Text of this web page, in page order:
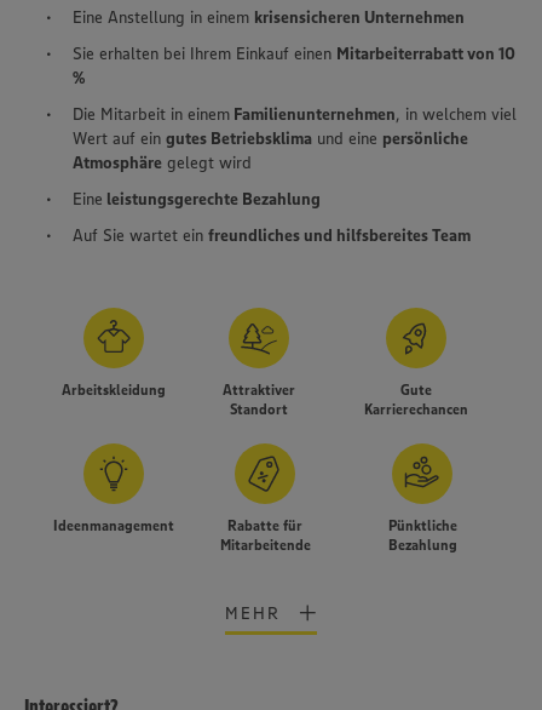
Eine Anstellung in einem krisensicheren Unternehmen
Sie erhalten bei Ihrem Einkauf einen Mitarbeiterrabatt von 10
%
Die Mitarbeit in einem Familienunternehmen, in welchem viel
Wert auf ein gutes Betriebs­klima und eine persönliche
Atmosphäre gelegt wird
Eine leistungsgerechte Bezahlung
Auf Sie wartet ein freundliches und hilfsbereites Team
Arbeitskleidung
Attraktiver
Standort
Gute
Karrierechancen
Ideenmanagement
Rabatte für
Mitarbeitende
Pünktliche
Bezahlung
MEHR